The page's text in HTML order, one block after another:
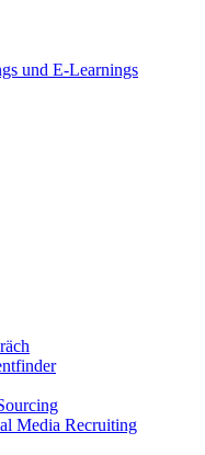
und E-Learnings
Media Recruiting